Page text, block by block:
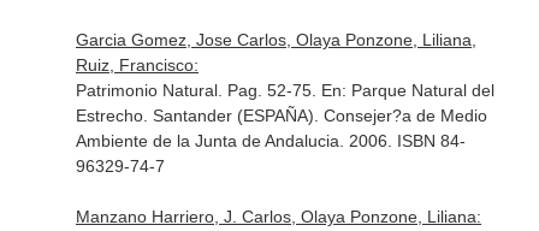
Garcia Gomez, Jose Carlos, Olaya Ponzone, Liliana,
Ruiz, Francisco:
Patrimonio Natural. Pag. 52-75. En: Parque Natural del
Estrecho. Santander (ESPAÑA). Consejer?a de Medio
Ambiente de la Junta de Andalucia. 2006. ISBN 84-
96329-74-7
Manzano Harriero, J. Carlos, Olaya Ponzone, Liliana: